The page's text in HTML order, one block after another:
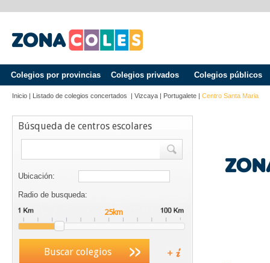
Colegios por provincias Colegios privados Colegios públicos
Inicio | Listado de colegios concertados | Vizcaya | Portugalete | Centro Santa Maria
Búsqueda de centros escolares
Ubicación:
Radio de busqueda:
Buscar colegios